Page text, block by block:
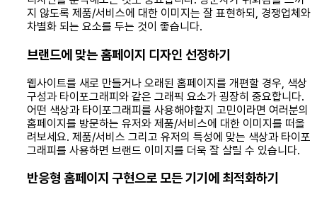
지 않도록 제품/서비스에 대한 이미지는 잘 표현하되, 경쟁업체와
차별화 되는 요소를 두는 것이 좋습니다.
브랜드에 맞는 홈페이지 디자인 선정하기
웹사이트를 새로 만들거나 오래된 홈페이지를 개편할 경우, 색상
구성과 타이포그래피와 같은 그래픽 요소가 굉장히 중요합니다.
어떤 색상과 타이포그래피를 사용해야할지 고민이라면 여러분의
홈페이지를 방문하는 유저와 제품/서비스에 대한 이미지를 떠올
려보세요. 제품/서비스 그리고 유저의 특성에 맞는 색상과 타이포
그래피를 사용하면 브랜드 이미지를 더욱 잘 살릴 수 있습니다.
반응형 홈페이지 구현으로 모든 기기에 최적화하기